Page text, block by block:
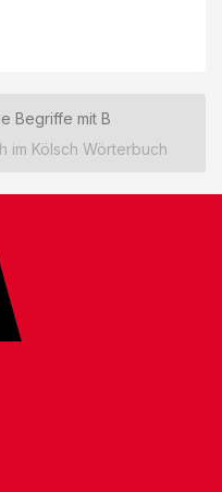
Begriffe mit B
im Kölsch Wörterbuch